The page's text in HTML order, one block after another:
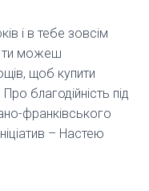
і в тебе зовсім
ти можеш
щоб купити
благодійність під
франківського
– Настею